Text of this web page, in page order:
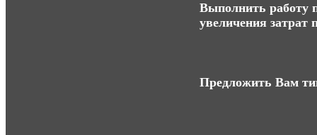
Выполнить работу
увеличения затрат
Предложить Вам